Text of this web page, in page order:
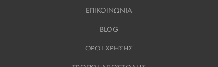
ΕΠΙΚΟΙΝΩΝΙΑ
BLOG
ΟΡΟΙ ΧΡΗΣΗΣ